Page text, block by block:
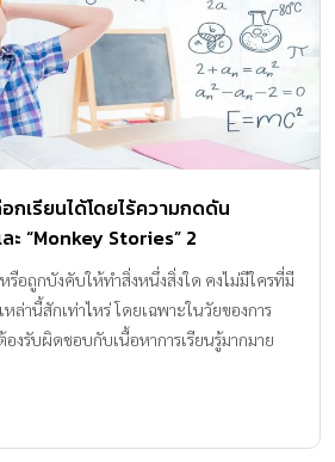
กเรียนได้โดยไร้ความกดดัน
ะ “Monkey Stories” 2
ารเรียนภาษาเป็นเรื่องสนุก
อถูกบังคับให้ทำสิ่งหนึ่งสิ่งใด คงไม่มีใครที่มี
ล่านี้สักเท่าไหร่ โดยเฉพาะในวัยของการ
องรับผิดชอบกับเนื้อหาการเรียนรู้มากมาย
ที่ต้องการให้บุตรหลานของตนนั้นเป็นเด็ก
ารถมากที่สุด เพื่อเป็นการต่อยอดการเดิน